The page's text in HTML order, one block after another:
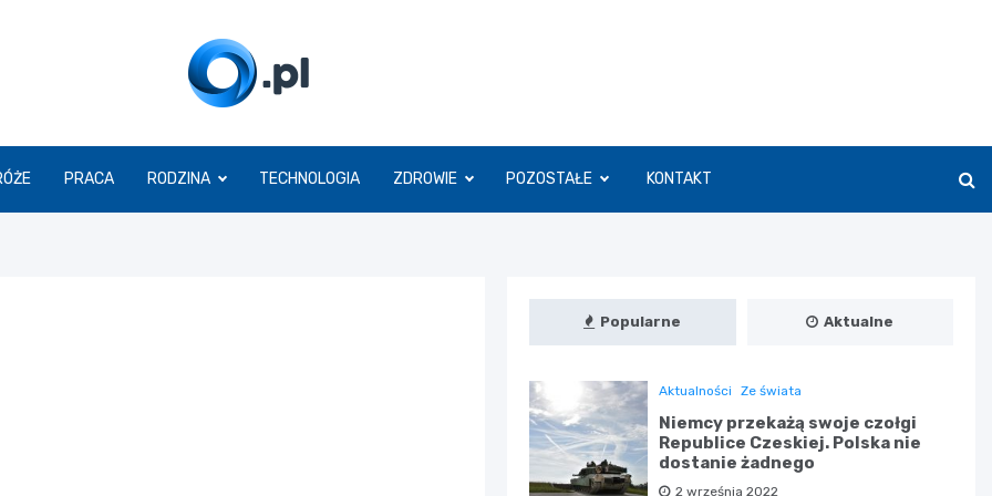
O.pl
PRACA RODZINA TECHNOLOGIA ZDROWIE POZOSTAŁE KONTAKT
Popularne Aktualne
Aktualności Ze świata
Niemcy przekażą swoje czołgi
Republice Czeskiej. Polska nie
dostanie żadnego
2 września 2022